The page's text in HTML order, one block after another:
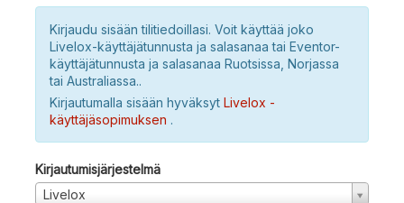
Kirjaudu sisään tilitiedoillasi. Voit käyttää joko
Livelox-käyttäjätunnusta ja salasanaa tai Eventor-
käyttäjätunnusta ja salasanaa Ruotsissa, Norjassa
tai Australiassa..
Kirjautumalla sisään hyväksyt Livelox -
käyttäjäsopimuksen .
Kirjautumisjärjestelmä
Livelox